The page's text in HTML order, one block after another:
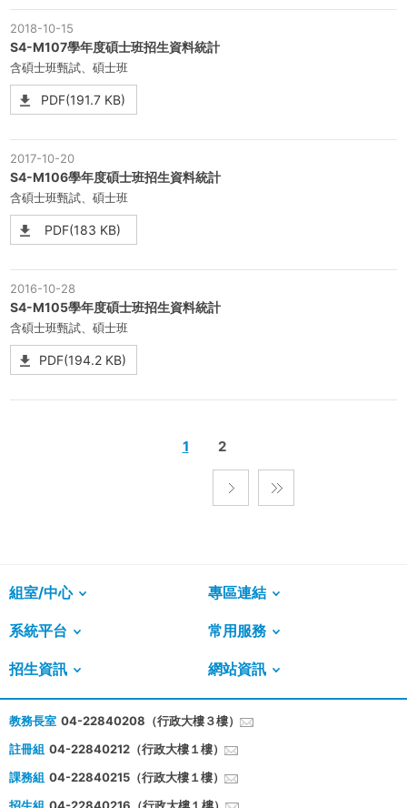
2018-10-15
S4-M107學年度碩士班招生資料統計
含碩士班甄試、碩士班
PDF(191.7 KB)
2017-10-20
S4-M106學年度碩士班招生資料統計
含碩士班甄試、碩士班
PDF(183 KB)
2016-10-28
S4-M105學年度碩士班招生資料統計
含碩士班甄試、碩士班
PDF(194.2 KB)
1 2
組室/中心 專區連結
系統平台 常用服務
招生資訊 網站資訊
教務長室 04-22840208（行政大樓３樓）
註冊組 04-22840212（行政大樓１樓）
課務組 04-22840215（行政大樓１樓）